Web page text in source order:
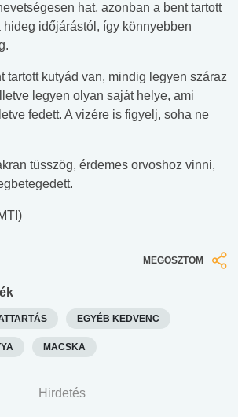
hat, azonban a bent tartott
hideg időjárástól, így könnyebben
tartott kutyád van, mindig legyen száraz
legyen olyan saját helye, ami
fedett. A vizére is figyelj, soha ne
tüsszög, érdemes orvoshoz vinni,
MEGOSZTOM
EGYÉB KEDVENC
MACSKA
Hirdetés